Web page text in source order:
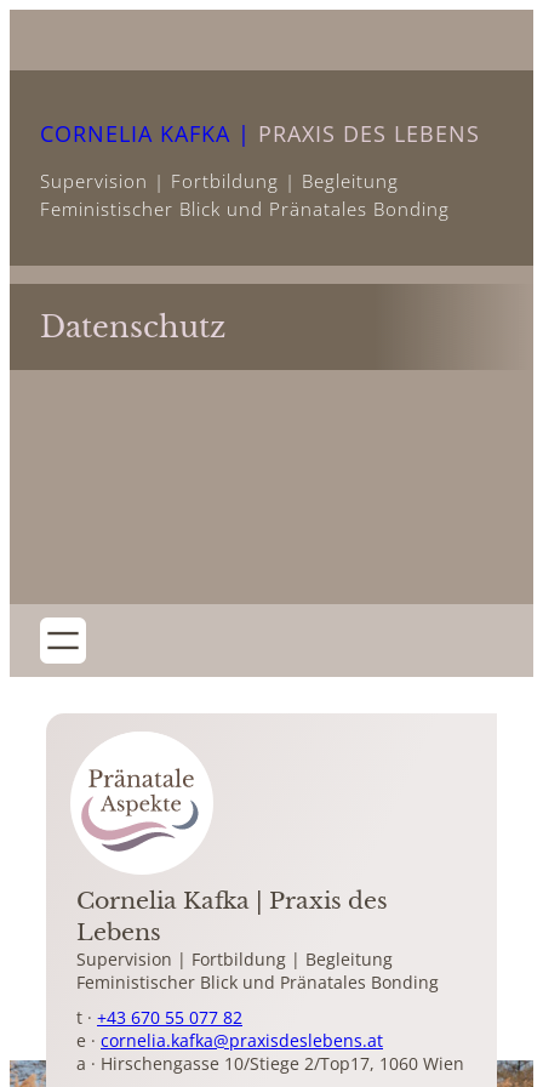
springen
CORNELIA KAFKA | PRAXIS DES LEBENS
Supervision | Fortbildung | Begleitung
Feministischer Blick und Pränatales Bonding
Datenschutz
Cornelia Kafka | Praxis des
Lebens
Supervision | Fortbildung | Begleitung
Feministischer Blick und Pränatales Bonding
t · +43 670 55 077 82
e · cornelia.kafka@praxisdeslebens.at
a · Hirschengasse 10/Stiege 2/Top17, 1060 Wien